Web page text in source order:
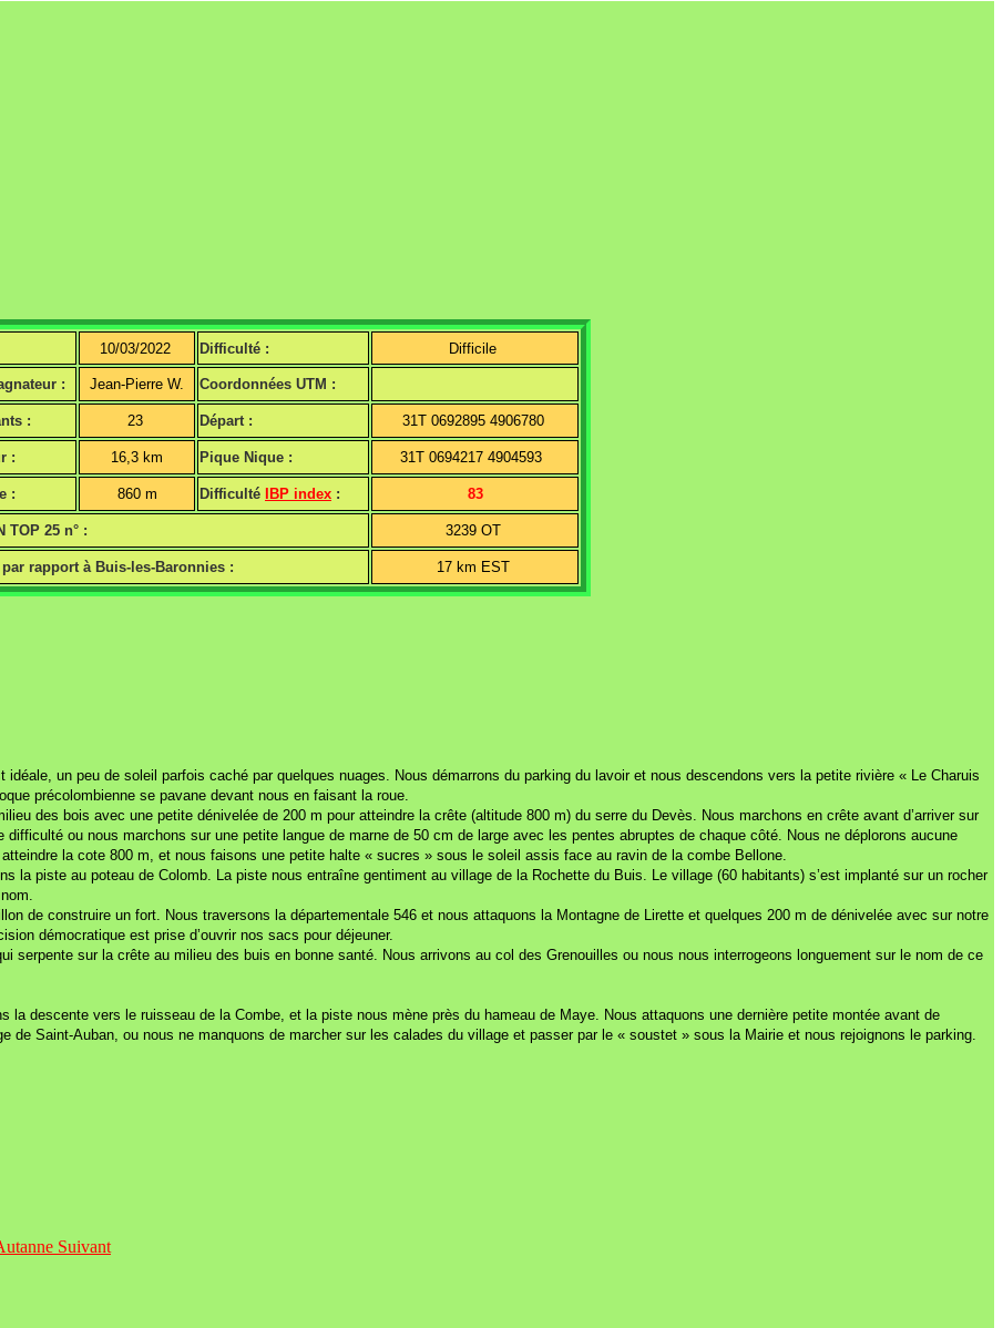
10/03/2022 Difficulté : Difficile
: Jean-Pierre W. Coordonnées UTM :
: 23 Départ : 31T 0692895 4906780
: 16,3 km Pique Nique : 31T 0694217 4904593
: 860 m Difficulté IBP index : 83
TOP 25 n° : 3239 OT
rapport à Buis-les-Baronnies : 17 km EST
un peu de soleil parfois caché par quelques nuages. Nous démarrons du parking du lavoir et nous descendons vers la petite rivière « Le Charuis
précolombienne se pavane devant nous en faisant la roue.
des bois avec une petite dénivelée de 200 m pour atteindre la crête (altitude 800 m) du serre du Devès. Nous marchons en crête avant d’arriver sur
ou nous marchons sur une petite langue de marne de 50 cm de large avec les pentes abruptes de chaque côté. Nous ne déplorons aucune
la cote 800 m, et nous faisons une petite halte « sucres » sous le soleil assis face au ravin de la combe Bellone.
la piste au poteau de Colomb. La piste nous entraîne gentiment au village de la Rochette du Buis. Le village (60 habitants) s’est implanté sur un rocher
de construire un fort. Nous traversons la départementale 546 et nous attaquons la Montagne de Lirette et quelques 200 m de dénivelée avec sur notre
démocratique est prise d’ouvrir nos sacs pour déjeuner.
serpente sur la crête au milieu des buis en bonne santé. Nous arrivons au col des Grenouilles ou nous nous interrogeons longuement sur le nom de ce
descente vers le ruisseau de la Combe, et la piste nous mène près du hameau de Maye. Nous attaquons une dernière petite montée avant de
de Saint-Auban, ou nous ne manquons de marcher sur les calades du village et passer par le « soustet » sous la Mairie et nous rejoignons le parking.
Suivant